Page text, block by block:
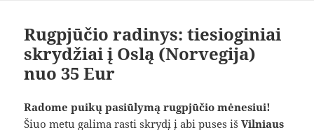
Rugpjūčio radinys: tiesioginiai
skrydžiai į Oslą (Norvegija)
nuo 35 Eur
Radome puikų pasiūlymą rugpjūčio mėnesiui!
Šiuo metu galima rasti skrydį į abi puses išVilniaus